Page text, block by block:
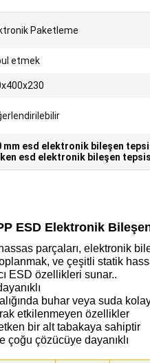
Paketleme
etmek
mm esd elektronik bileşen
esd elektronik bileşen
ESD Elektronik
parçaları, elektronik
ve çeşitli statik
ESD özellikleri sunar..
buhar veya suda
etkilenmeyen özellikler
bir alt tabakaya sahiptir
çoğu çözücüye dayanıklı